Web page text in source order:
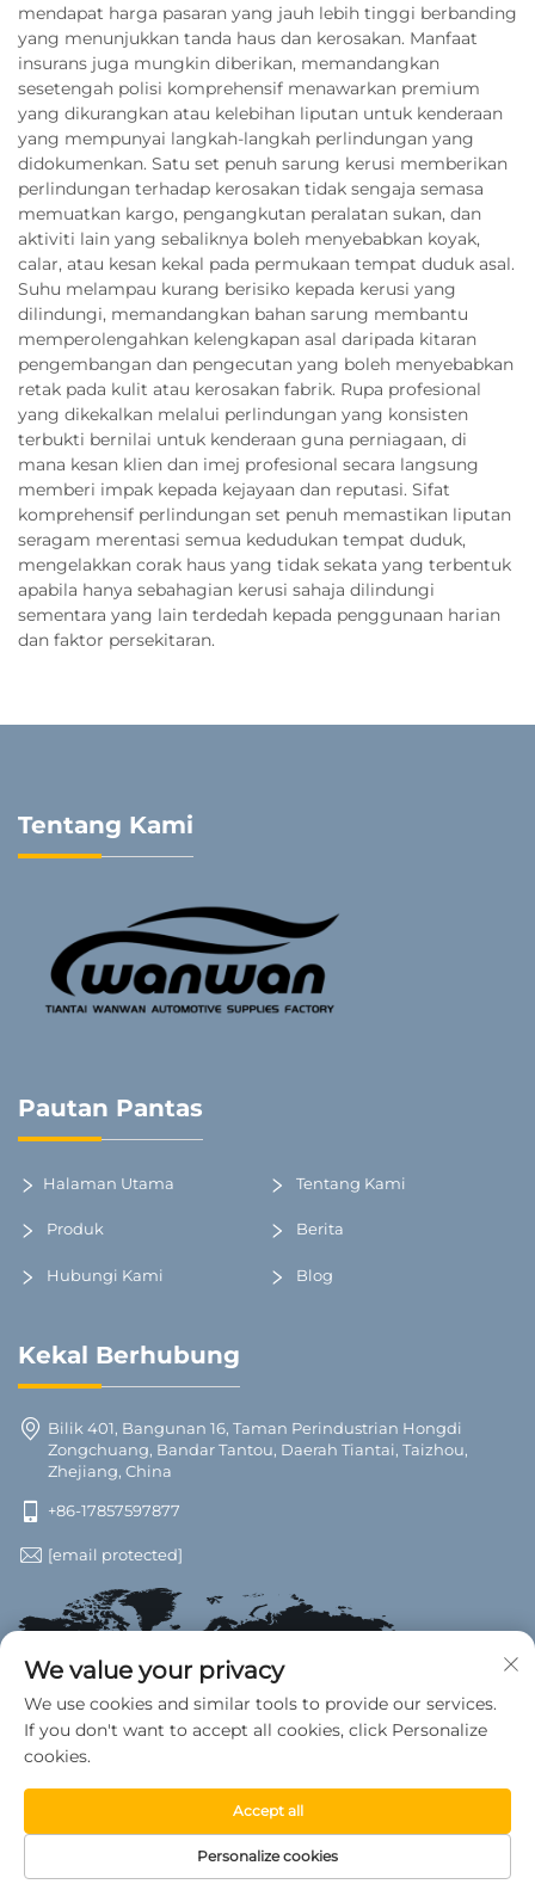
mendapat harga pasaran yang jauh lebih tinggi berbanding
yang menunjukkan tanda haus dan kerosakan. Manfaat
insurans juga mungkin diberikan, memandangkan
sesetengah polisi komprehensif menawarkan premium
yang dikurangkan atau kelebihan liputan untuk kenderaan
yang mempunyai langkah-langkah perlindungan yang
didokumenkan. Satu set penuh sarung kerusi memberikan
perlindungan terhadap kerosakan tidak sengaja semasa
memuatkan kargo, pengangkutan peralatan sukan, dan
aktiviti lain yang sebaliknya boleh menyebabkan koyak,
calar, atau kesan kekal pada permukaan tempat duduk asal.
Suhu melampau kurang berisiko kepada kerusi yang
dilindungi, memandangkan bahan sarung membantu
memperolengahkan kelengkapan asal daripada kitaran
pengembangan dan pengecutan yang boleh menyebabkan
retak pada kulit atau kerosakan fabrik. Rupa profesional
yang dikekalkan melalui perlindungan yang konsisten
terbukti bernilai untuk kenderaan guna perniagaan, di
mana kesan klien dan imej profesional secara langsung
memberi impak kepada kejayaan dan reputasi. Sifat
komprehensif perlindungan set penuh memastikan liputan
seragam merentasi semua kedudukan tempat duduk,
mengelakkan corak haus yang tidak sekata yang terbentuk
apabila hanya sebahagian kerusi sahaja dilindungi
sementara yang lain terdedah kepada penggunaan harian
dan faktor persekitaran.
Tentang Kami
Pautan Pantas
Halaman Utama Tentang Kami
Produk Berita
Hubungi Kami Blog
Kekal Berhubung
Bilik 401, Bangunan 16, Taman Perindustrian Hongdi
Zongchuang, Bandar Tantou, Daerah Tiantai, Taizhou,
Zhejiang, China
+86-17857597877
[email protected]
Tiantai. Hak Terpelihara. —Dasar Privasi
We value your privacy
We use cookies and similar tools to provide our services.
If you don't want to accept all cookies, click Personalize
cookies.
Personalize cookies
Accept all